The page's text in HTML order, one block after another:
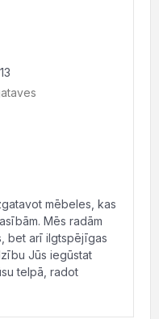
mēbeles, kas
Mēs radām
bet arī ilgtspējīgas
Jūs iegūstat
telpā, radot